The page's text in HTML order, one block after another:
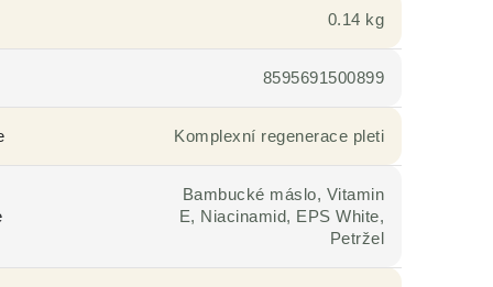
0.14 kg
8595691500899
Komplexní regenerace pleti
Bambucké máslo, Vitamin
E, Niacinamid, EPS White,
Petržel